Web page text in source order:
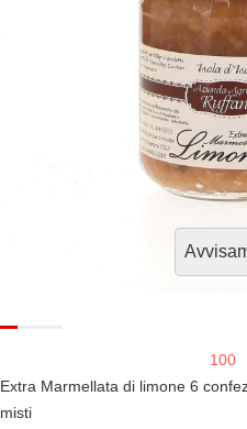
100
Extra Marmellata di limone 6
misti